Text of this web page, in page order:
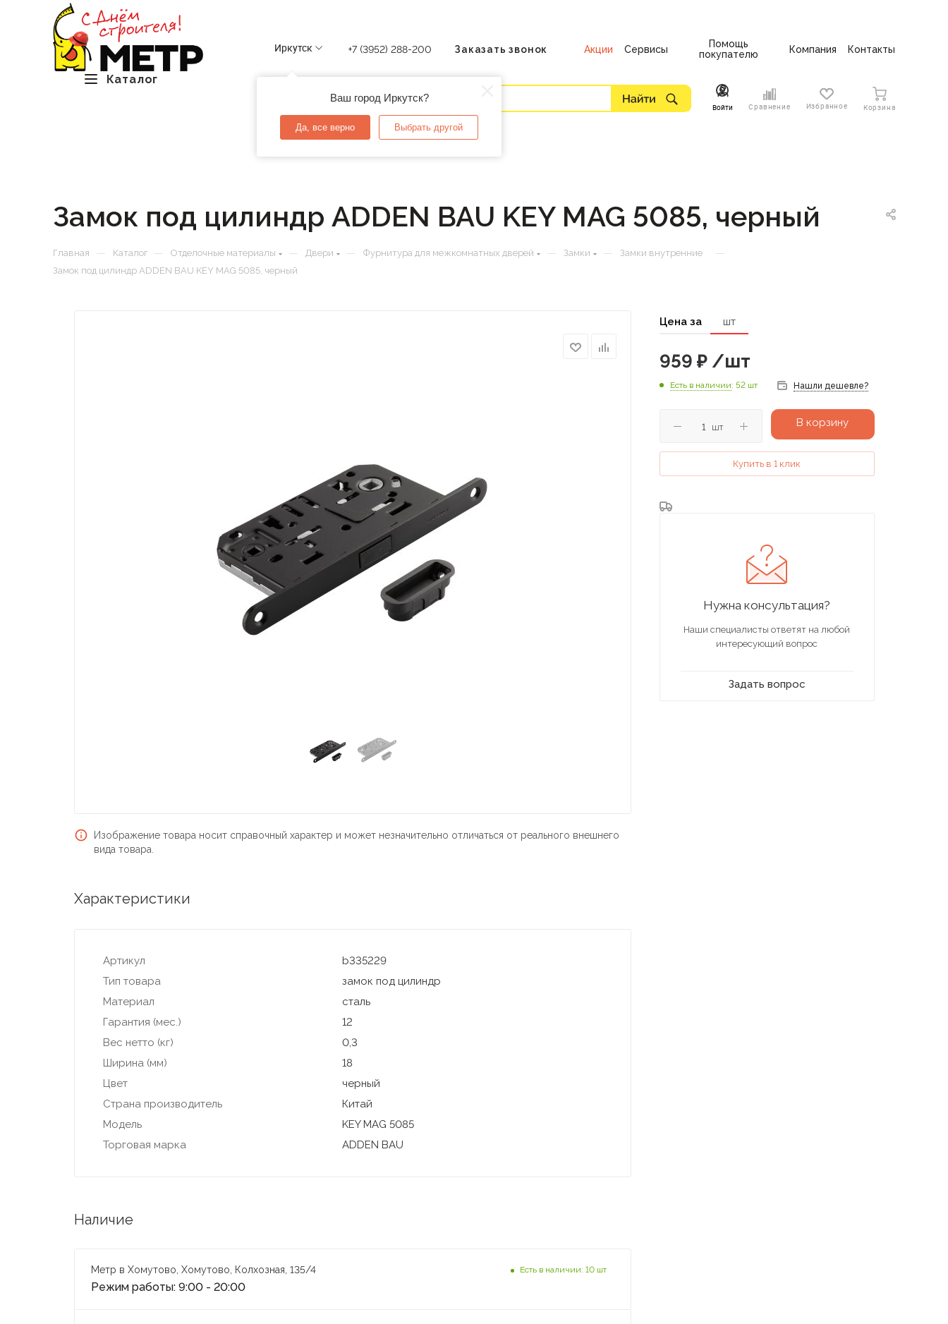
Каталог
Иркутск
Ваш город Иркутск?
Да, все верно Выбрать другой
+7 (3952) 288-200 Заказать звонок Акции Сервисы
Помощь
покупателю
Компания Контакты
Войти Сравнение Избранное Корзина
Замок под цилиндр ADDEN BAU KEY MAG 5085, черный
Главная — Каталог — Отделочные материалы — Двери — Фурнитура для межкомнатных дверей — Замки — Замки внутренние —
Замок под цилиндр ADDEN BAU KEY MAG 5085, черный
Изображение товара носит справочный характер и может незначительно отличаться от реального внешнего
вида товара.
Характеристики
Артикул
b335229
Тип товара
замок под цилиндр
Материал
сталь
Гарантия (мес.)
12
Вес нетто (кг)
0,3
Ширина (мм)
18
Цвет
черный
Страна производитель
Китай
Модель
KEY MAG 5085
Торговая марка
ADDEN BAU
Наличие
Метр в Хомутово, Хомутово, Колхозная, 135/4
Режим работы: 9:00 - 20:00
Есть в наличии: 10 шт
Цена за шт
959 ₽/шт
Есть в наличии: 52 шт Нашли дешевле?
шт В корзину
Купить в 1 клик
Нужна консультация?
Наши специалисты ответят на любой
интересующий вопрос
Задать вопрос